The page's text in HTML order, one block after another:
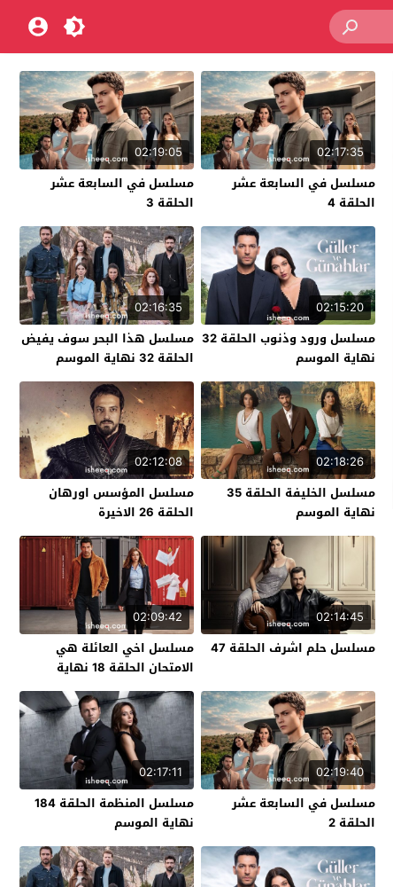
02:17:35
مسلسل في السابعة عشر
الحلقة 4
02:19:05
مسلسل في السابعة عشر
الحلقة 3
02:15:20
مسلسل ورود وذنوب الحلقة 32
نهاية الموسم
02:16:35
مسلسل هذا البحر سوف يفيض
الحلقة 32 نهاية الموسم
02:18:26
مسلسل الخليفة الحلقة 35
نهاية الموسم
02:12:08
مسلسل المؤسس اورهان
الحلقة 26 الاخيرة
02:14:45
مسلسل حلم اشرف الحلقة 47
02:09:42
مسلسل اخي العائلة هي
الامتحان الحلقة 18 نهاية
الموسم
02:19:40
مسلسل في السابعة عشر
الحلقة 2
02:17:11
مسلسل المنظمة الحلقة 184
نهاية الموسم